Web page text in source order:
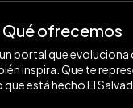
Qué ofrecemos
portal que
inspira. Que te
que está hecho El